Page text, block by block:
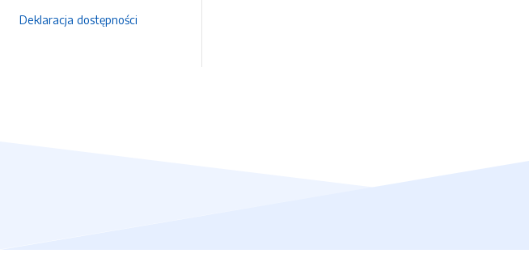
Deklaracja dostępności